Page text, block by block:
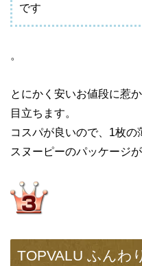
です
。
とにかく安いお値段に惹
目立ちます。
コスパが良いので、1枚の
スヌーピーのパッケージ
TOPVALU ふんわ